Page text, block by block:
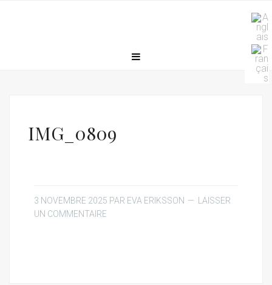
IMG_0809
3 NOVEMBRE 2025 PAR EVA ERIKSSON
LAISSER
UN COMMENTAIRE